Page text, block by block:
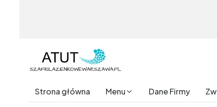
Strona główna Menu Dane Firmy